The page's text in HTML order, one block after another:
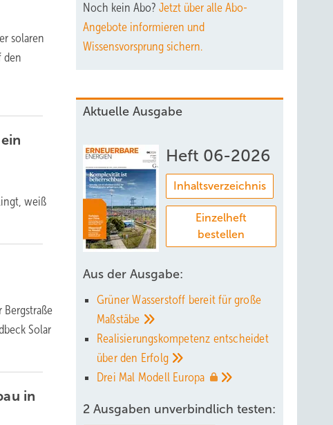
solaren
den
weiß
Solar
in
Noch kein Abo? Jetzt über alle Abo-
Angebote informieren und
Wissensvorsprung sichern.
Aktuelle Ausgabe
Heft 06-2026
Inhaltsverzeichnis
Einzelheft
bestellen
Aus der Ausgabe:
Grüner Wasserstoff bereit für große
Maßstäbe
Realisierungskompetenz entscheidet
über den Erfolg
Drei Mal Modell Europa
2 Ausgaben unverbindlich testen: